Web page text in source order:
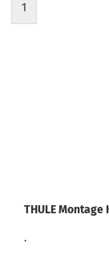
1
THULE Montage
.